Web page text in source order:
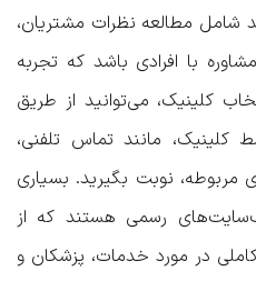
شامل مطالعه نظرات مشتریان،
با افرادی باشد که تجربه
کلینیک، می‌توانید از طریق
کلینیک، مانند تماس تلفنی،
نوبت بگیرید. بسیاری
رسمی هستند که از
در مورد خدمات، پزشکان و